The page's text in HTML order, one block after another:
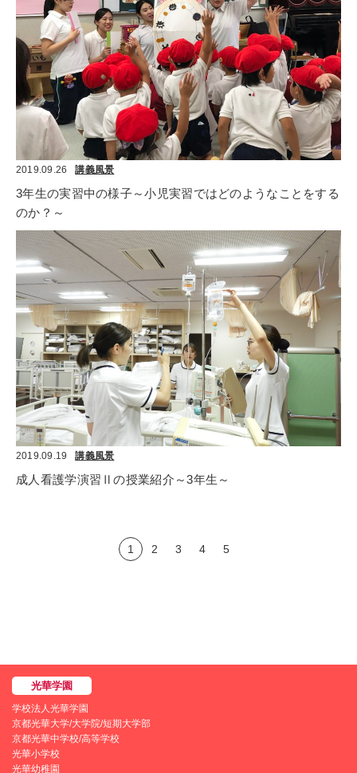
2019.09.26 講義風景
3年生の実習中の様子～小児実習ではどのようなことをする
のか？～
2019.09.19 講義風景
成人看護学演習Ⅱの授業紹介～3年生～
1 2 3 4 5
学校法人光華学園
京都光華大学/大学院/短期大学部
京都光華中学校/高等学校
光華小学校
光華幼稚園